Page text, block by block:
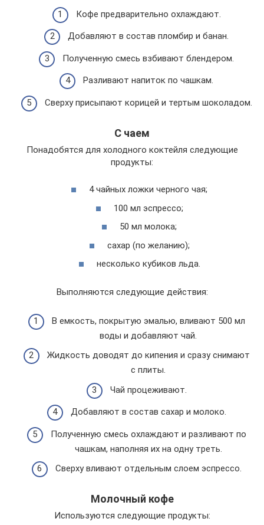
Кофе предварительно охлаждают.
Добавляют в состав пломбир и банан.
Полученную смесь взбивают блендером.
Разливают напиток по чашкам.
Сверху присыпают корицей и тертым шоколадом.
С чаем
Понадобятся для холодного коктейля следующие
продукты:
4 чайных ложки черного чая;
100 мл эспрессо;
50 мл молока;
сахар (по желанию);
несколько кубиков льда.
Выполняются следующие действия:
В емкость, покрытую эмалью, вливают 500 мл
воды и добавляют чай.
Жидкость доводят до кипения и сразу снимают
с плиты.
Чай процеживают.
Добавляют в состав сахар и молоко.
Полученную смесь охлаждают и разливают по
чашкам, наполняя их на одну треть.
Сверху вливают отдельным слоем эспрессо.
Молочный кофе
Используются следующие продукты: